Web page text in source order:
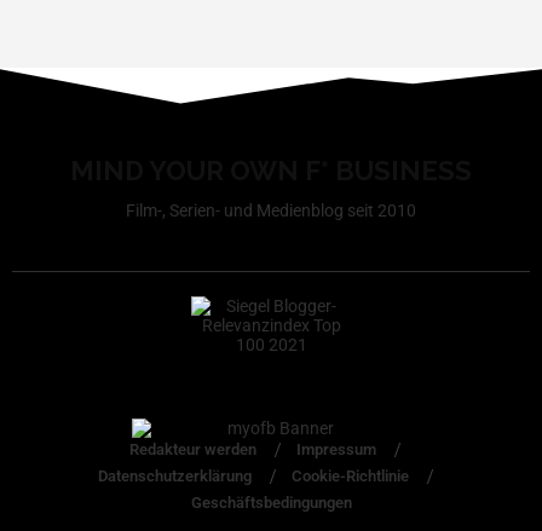
Film-, Serien- und Medienblog seit 2010
Redakteur werden
Impressum
Datenschutzerklärung
Cookie-Richtlinie
Geschäftsbedingungen